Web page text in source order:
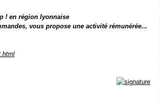
! en région lyonnaise
vous propose une activité rémunérée...